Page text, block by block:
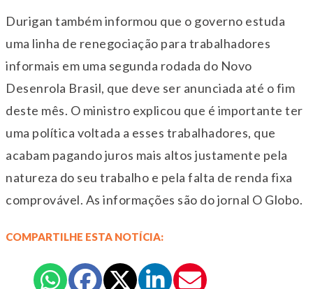
Durigan também informou que o governo estuda
uma linha de renegociação para trabalhadores
informais em uma segunda rodada do Novo
Desenrola Brasil, que deve ser anunciada até o fim
deste mês. O ministro explicou que é importante ter
uma política voltada a esses trabalhadores, que
acabam pagando juros mais altos justamente pela
natureza do seu trabalho e pela falta de renda fixa
comprovável. As informações são do jornal O Globo.
COMPARTILHE ESTA NOTÍCIA: